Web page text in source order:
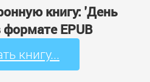
книгу: 'День
EPUB
книгу...